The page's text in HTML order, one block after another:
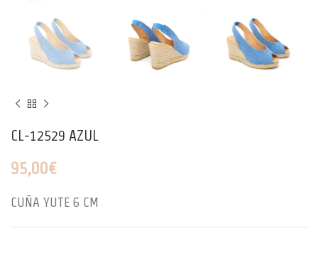
CL-12529 AZUL
95,00€
CUÑA YUTE 6 CM